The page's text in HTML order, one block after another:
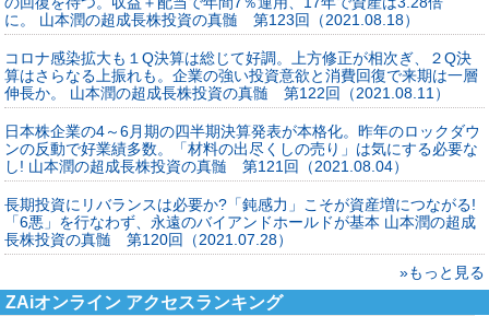
に。 山本潤の超成長株投資の真髄 第123回（2021.08.18）
コロナ感染拡大も１Q決算は総じて好調。上方修正が相次ぎ、２Q決
算はさらなる上振れも。企業の強い投資意欲と消費回復で来期は一層
伸長か。 山本潤の超成長株投資の真髄 第122回（2021.08.11）
日本株企業の4～6月期の四半期決算発表が本格化。昨年のロックダウ
ンの反動で好業績多数。「材料の出尽くしの売り」は気にする必要な
し! 山本潤の超成長株投資の真髄 第121回（2021.08.04）
長期投資にリバランスは必要か?「鈍感力」こそが資産増につながる!
「6悪」を行なわず、永遠のバイアンドホールドが基本 山本潤の超成
長株投資の真髄 第120回（2021.07.28）
»もっと見る
ZAiオンライン アクセスランキング